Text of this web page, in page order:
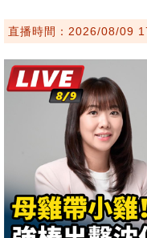
直播時間：2026/08/09